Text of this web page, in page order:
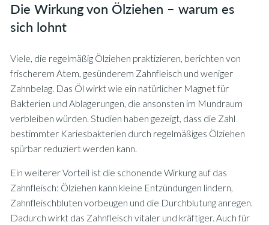
Die Wirkung von Ölziehen – warum es
sich lohnt
Viele, die regelmäßig Ölziehen praktizieren, berichten von
frischerem Atem, gesünderem Zahnfleisch und weniger
Zahnbelag. Das Öl wirkt wie ein natürlicher Magnet für
Bakterien und Ablagerungen, die ansonsten im Mundraum
verbleiben würden. Studien haben gezeigt, dass die Zahl
bestimmter Kariesbakterien durch regelmäßiges Ölziehen
spürbar reduziert werden kann.
Ein weiterer Vorteil ist die schonende Wirkung auf das
Zahnfleisch: Ölziehen kann kleine Entzündungen lindern,
Zahnfleischbluten vorbeugen und die Durchblutung anregen.
Dadurch wirkt das Zahnfleisch vitaler und kräftiger. Auch für